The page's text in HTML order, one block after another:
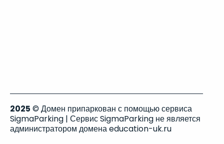
2025 © Домен припаркован с помощью сервиса
SigmaParking | Сервис SigmaParking не является
администратором домена education-uk.ru